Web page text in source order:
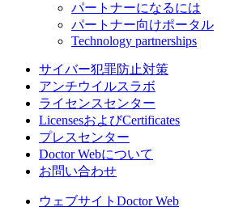
パートナーになるには
パートナー向けポータル
Technology partnerships
サイバー犯罪防止対策
アンチウイルスラボ
ライセンスセンター
LicensesおよびCertificates
プレスセンター
Doctor Webについて
お問い合わせ
ウェブサイトDoctor Web